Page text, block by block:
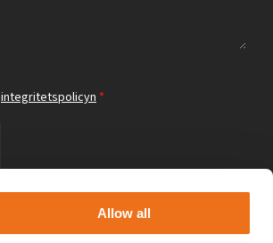
Allow all
integritetspolicyn *